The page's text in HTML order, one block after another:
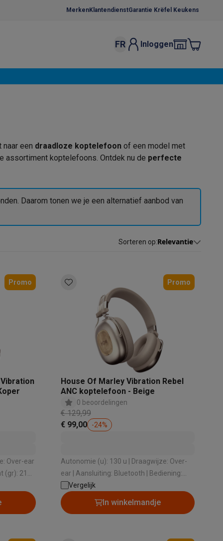
MerkenKlantendienstGarantie Krëfel Keukens
KoffiezetapparatenKoffie, capsules & padsAccessoires
FR Inloggen
naar een draadloze koptelefoonof een model met
assortiment koptelefoons. Ontdek nu de perfecte
Daarom tonen we je een alternatief aanbod van
Sorteren op:Relevantie
Promo
Over-ear
Promo
House Of Marley Vibration Rebel
ANC koptelefoon - Beige
0 beoordelingen
€ 129,99
€ 99,00
-24%
Autonomie (u): 130 u | Draagwijze: Over-
ear | Aansluiting: Bluetooth | Bediening:
Bedieningstoetsen
Vergelijk
In winkelmandje